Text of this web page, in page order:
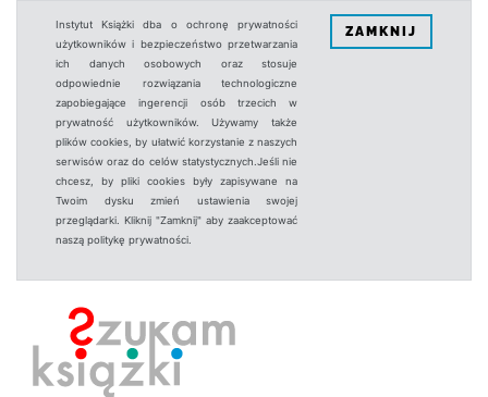
Instytut Książki dba o ochronę prywatności
użytkowników i bezpieczeństwo przetwarzania
ich danych osobowych oraz stosuje
odpowiednie rozwiązania technologiczne
zapobiegające ingerencji osób trzecich w
prywatność użytkowników. Używamy także
plików cookies, by ułatwić korzystanie z naszych
serwisów oraz do celów statystycznych.Jeśli nie
chcesz, by pliki cookies były zapisywane na
Twoim dysku zmień ustawienia swojej
przeglądarki. Kliknij "Zamknij" aby zaakceptować
naszą politykę prywatności.
ZAMKNIJ